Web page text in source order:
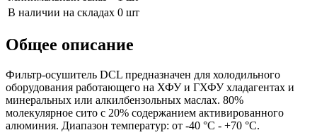
В наличии на складах 0 шт
Общее описание
Фильтр-осушитель DCL предназначен для холодильного
оборудования работающего на ХФУ и ГХФУ хладагентах и
минеральных или алкилбензольных маслах. 80%
молекулярное сито с 20% содержанием активированного
алюминия. Диапазон температур: от -40 °C - +70 °C.